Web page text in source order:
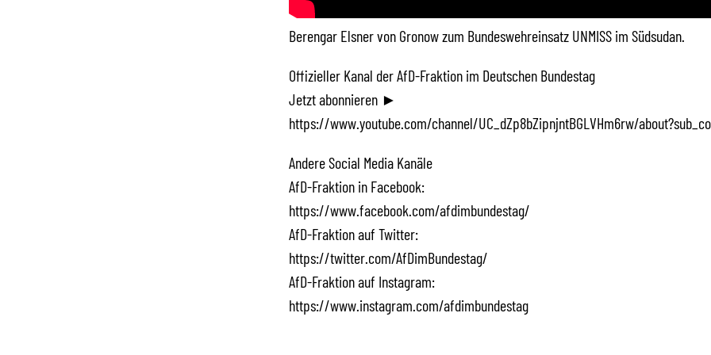
Berengar Elsner von Gronow zum Bundeswehreinsatz UNMISS im Südsudan.
Offizieller Kanal der AfD-Fraktion im Deutschen Bundestag
Jetzt abonnieren ►
https://www.youtube.com/channel/UC_dZp8bZipnjntBGLVHm6rw/
Andere Social Media Kanäle
AfD-Fraktion in Facebook:
https://www.facebook.com/afdimbundestag/
AfD-Fraktion auf Twitter:
https://twitter.com/AfDimBundestag/
AfD-Fraktion auf Instagram:
https://www.instagram.com/afdimbundestag